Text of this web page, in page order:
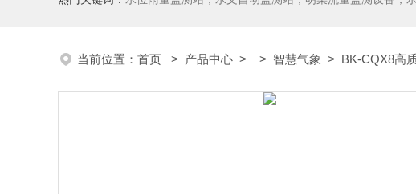
当前位置： 首页 > 产品中心 > > 智慧气象 > BK-CQX8高